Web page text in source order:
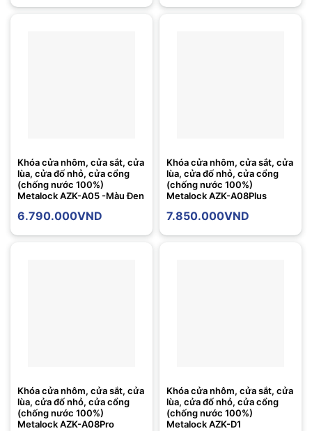
Khóa cửa nhôm, cửa sắt, cửa
lùa, cửa đố nhỏ, cửa cổng
(chống nước 100%)
Metalock AZK-A05 -Màu Đen
6.790.000VND
Khóa cửa nhôm, cửa sắt, cửa
lùa, cửa đố nhỏ, cửa cổng
(chống nước 100%)
Metalock AZK-A08Plus
7.850.000VND
Khóa cửa nhôm, cửa sắt, cửa
lùa, cửa đố nhỏ, cửa cổng
(chống nước 100%)
Metalock AZK-A08Pro
Khóa cửa nhôm, cửa sắt, cửa
lùa, cửa đố nhỏ, cửa cổng
(chống nước 100%)
Metalock AZK-D1